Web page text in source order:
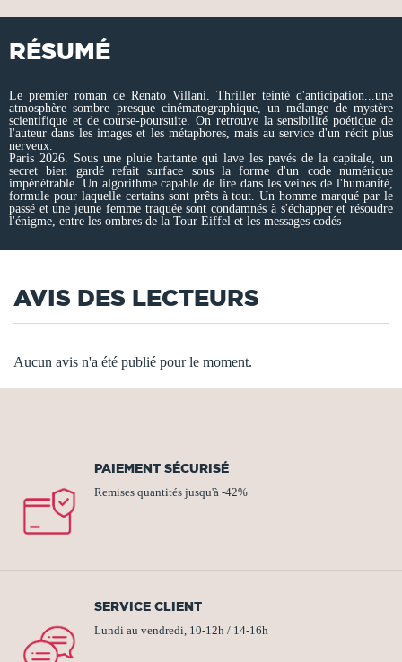
RÉSUMÉ
Le premier roman de Renato Villani. Thriller teinté d'anticipation...une
atmosphère sombre presque cinématographique, un mélange de mystère
scientifique et de course-poursuite. On retrouve la sensibilité poétique de
l'auteur dans les images et les métaphores, mais au service d'un récit plus
nerveux.
Paris 2026. Sous une pluie battante qui lave les pavés de la capitale, un
secret bien gardé refait surface sous la forme d'un code numérique
impénétrable. Un algorithme capable de lire dans les veines de l'humanité,
formule pour laquelle certains sont prêts à tout. Un homme marqué par le
passé et une jeune femme traquée sont condamnés à s'échapper et résoudre
l'énigme, entre les ombres de la Tour Eiffel et les messages codés
AVIS DES LECTEURS
Aucun avis n'a été publié pour le moment.
PAIEMENT SÉCURISÉ
Remises quantités jusqu'à -42%
SERVICE CLIENT
Lundi au vendredi, 10-12h / 14-16h